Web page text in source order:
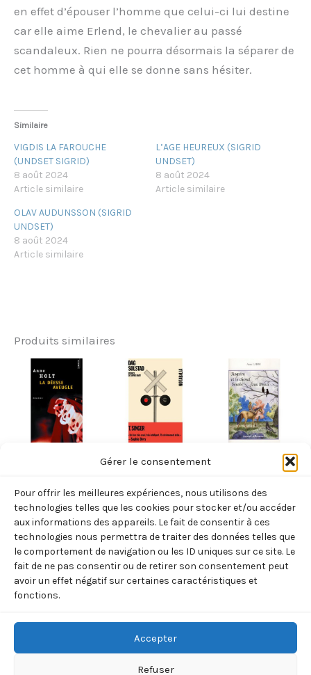
Gérer le consentement
Pour offrir les meilleures expériences, nous utilisons des
technologies telles que les cookies pour stocker et/ou accéder
aux informations des appareils. Le fait de consentir à ces
technologies nous permettra de traiter des données telles que
le comportement de navigation ou les ID uniques sur ce site. Le
fait de ne pas consentir ou de retirer son consentement peut
avoir un effet négatif sur certaines caractéristiques et
fonctions.
Accepter
Refuser
en effet d’épouser l’homme que celui-ci lui destine
car elle aime Erlend, le chevalier au passé
scandaleux. Rien ne pourra désormais la séparer de
cet homme à qui elle se donne sans hésiter.
Similaire
VIGDIS LA FAROUCHE
(UNDSET SIGRID)
8 août 2024
Article similaire
L’AGE HEUREUX (SIGRID
UNDSET)
8 août 2024
Article similaire
OLAV AUDUNSSON (SIGRID
UNDSET)
8 août 2024
Article similaire
Produits similaires
AVEUGLE
(ANNE HOLT)
7,70€ TTC
Ajouter
au
panier
NORVÈGE
SOLSTAD)
19,00€ TTC
Ajouter
au
panier
CHEVAL
DÉROBÉ AUX
DIEUX (ANNE
LABBE)
13,00€ TTC
au